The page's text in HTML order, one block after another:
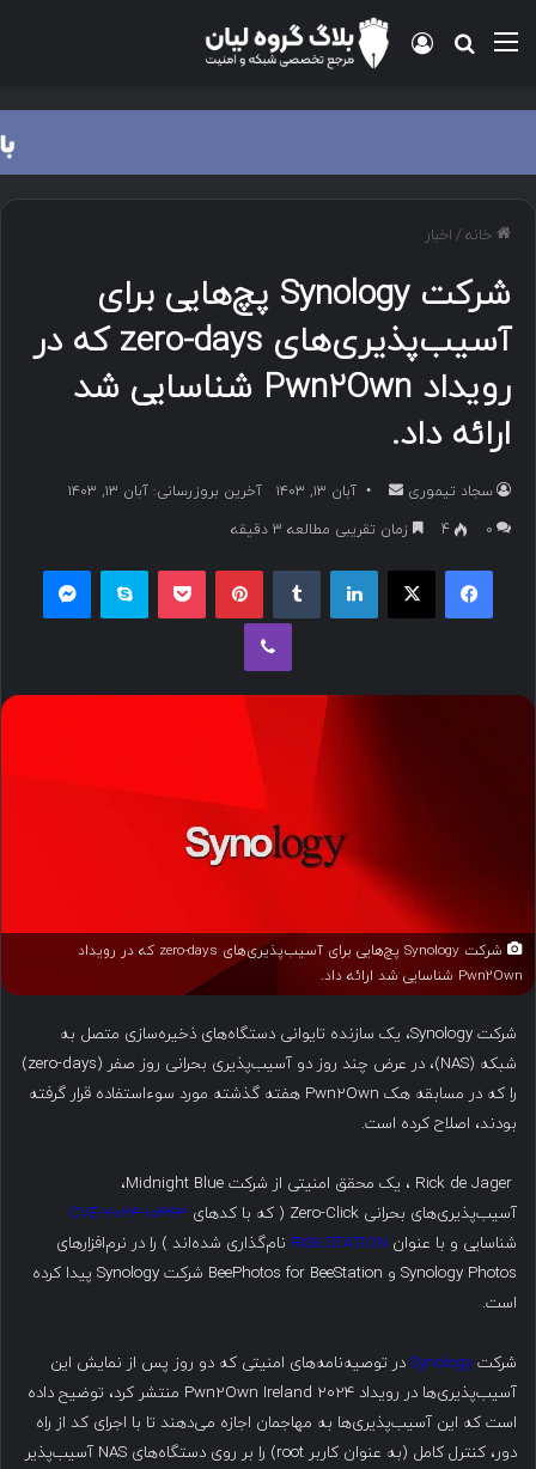
منو جستجو برای
ورود
خانه/ اخبار
شرکت Synology پچ‌هایی برای
آسیب‌پذیری‌های zero-days که در
رویداد Pwn2Own شناسایی شد
ارائه داد.
سجاد تیموری
ا
ا
آبان ۱۳, ۱۴۰۳
آخرین بروزرسانی: آبان ۱۳, ۱۴۰۳
۰
4 زمان تقریبی مطالعه 3 دقیقه
فیسبوک ایکس لینکداین پینتریست پاکت اسکایپ
وایبر
شرکت Synology پچ‌هایی برای آسیب‌پذیری‌های zero-days که در رویداد
Pwn2Own شناسایی شد ارائه داد.
شرکت Synology، یک سازنده تایوانی دستگاه‌های ذخیره‌سازی متصل به
شبکه (NAS)، در عرض چند روز دو آسیب‌پذیری بحرانی روز صفر (zero-days)
را که در مسابقه هک Pwn2Own هفته گذشته مورد سوءاستفاده قرار گرفته
بودند، اصلاح کرده است.
Rick de Jager ، یک محقق امنیتی از شرکت Midnight Blue،
آسیب‌پذیری‌های بحرانی Zero-Click ( که با کدهای
CVE-2024-10443
شناسایی و با عنوان RISK:STATION نام‌گذاری شده‌اند ) را در نرم‌افزارهای
Synology Photos و BeePhotos for BeeStation شرکت Synology پیدا کرده
است.
شرکت Synology در توصیه‌نامه‌های امنیتی که دو روز پس از نمایش این
آسیب‌پذیری‌ها در رویداد Pwn2Own Ireland 2024 منتشر کرد، توضیح داده
است که این آسیب‌پذیری‌ها به مهاجمان اجازه می‌دهند تا با اجرای کد از راه
دور، کنترل کامل (به عنوان کاربر root) را بر روی دستگاه‌های NAS آسیب‌پذیر